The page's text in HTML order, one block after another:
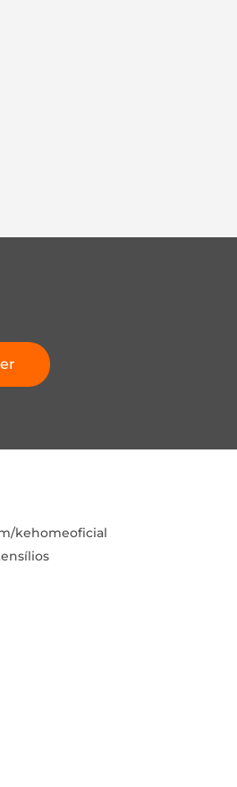
kehomeoficial